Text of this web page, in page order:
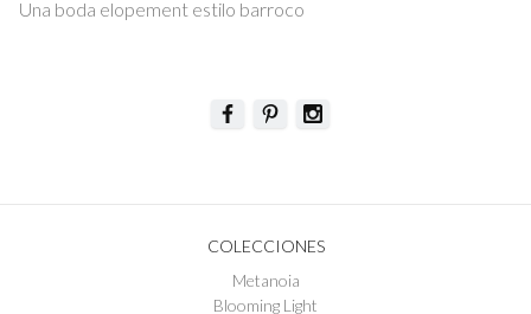
de
Una boda elopement estilo barroco
COLECCIONES
Metanoia
Blooming Light